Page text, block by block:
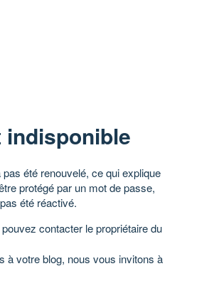
indisponible
pas été renouvelé, ce qui explique
protégé par un mot de passe,
été réactivé.
contacter le propriétaire du
à votre blog, nous vous invitons à